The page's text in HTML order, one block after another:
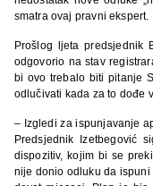
smatra ovaj pravni ekspert.
Prošlog ljeta predsjednik
odgovorio na stav
bi ovo trebalo biti pitanje
odlučivati kada za to dođe
– Izgledi za ispunjavanje
Predsjednik Izetbegović
dispozitiv, kojim bi se
nije donio odluku da